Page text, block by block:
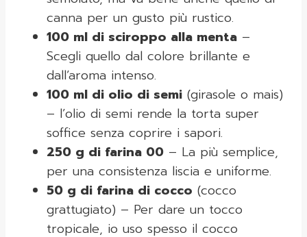
canna per un gusto più rustico.
100 ml di sciroppo alla menta –
Scegli quello dal colore brillante e
dall’aroma intenso.
100 ml di olio di semi (girasole o mais)
– l’olio di semi rende la torta super
soffice senza coprire i sapori.
250 g di farina 00 – La più semplice,
per una consistenza liscia e uniforme.
50 g di farina di cocco (cocco
grattugiato) – Per dare un tocco
tropicale, io uso spesso il cocco